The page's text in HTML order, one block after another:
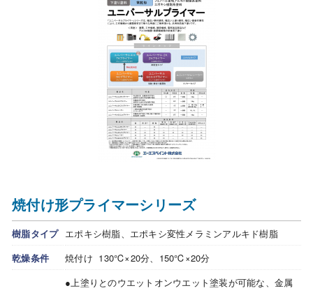
焼付け形プライマーシリーズ
樹脂タイプ エポキシ樹脂、エポキシ変性メラミンアルキド樹脂
乾燥条件
焼付け 130℃×20分、150℃×20分
●上塗りとのウエットオンウエット塗装が可能な、金属